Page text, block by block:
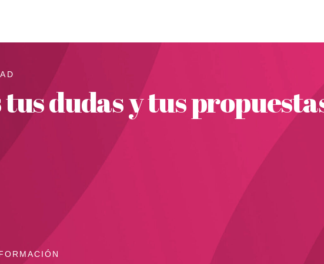
dudas y tus